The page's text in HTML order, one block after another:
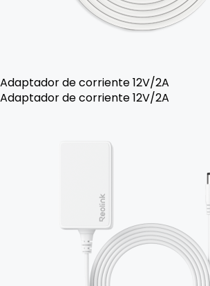
Adaptador de corriente 12V/2A
Adaptador de corriente 12V/2A